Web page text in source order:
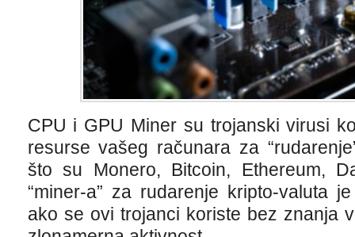
CPU i GPU Miner su trojanski virusi
resurse vašeg računara za
što su Monero, Bitcoin, Ethereum,
“miner-a” za rudarenje kripto-valuta
ako se ovi trojanci koriste bez znanja